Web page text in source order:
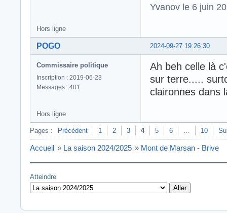
Yvanov le 6 juin
Hors ligne
2024-09-27 19:26:30
POGO
Commissaire politique
Inscription : 2019-06-23
Messages : 401
Ah beh celle là
sur terre.....
claironnes dans
Hors ligne
Pages : Précédent 1 2 3 4 5 6 10
Accueil » La saison 2024/2025 » Mont de Marsan - Brive
Atteindre